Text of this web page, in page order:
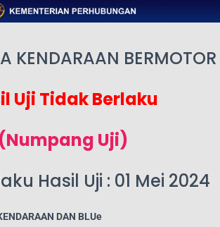
KENDARAAN BERMOTOR
Uji Tidak Berlaku
(Numpang Uji)
Hasil Uji : 01 Mei 2024
DAN BLUe